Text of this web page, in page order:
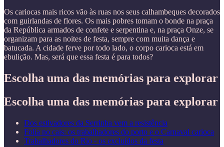
Os cariocas mais ricos vão às ruas nos seus calhambeques decorados
com guirlandas de flores. Os mais pobres tomam o bonde na praça
da República armados de confete e serpentina e, na praça Onze, se
organizam para as noites de festa, sempre com muita dança e
batucada. A cidade ferve por todo lado, o corpo carioca está em
ebulição. Mas, será que essa festa é para todos?
Escolha uma das memórias para explorar
Escolha uma das memórias para explorar
Dos estivadores da Serrinha vem a resistência
Folia no cais: os trabalhadores do porto e o Carnaval carioca
Trabalhadores do Rio - os excluídos da festa